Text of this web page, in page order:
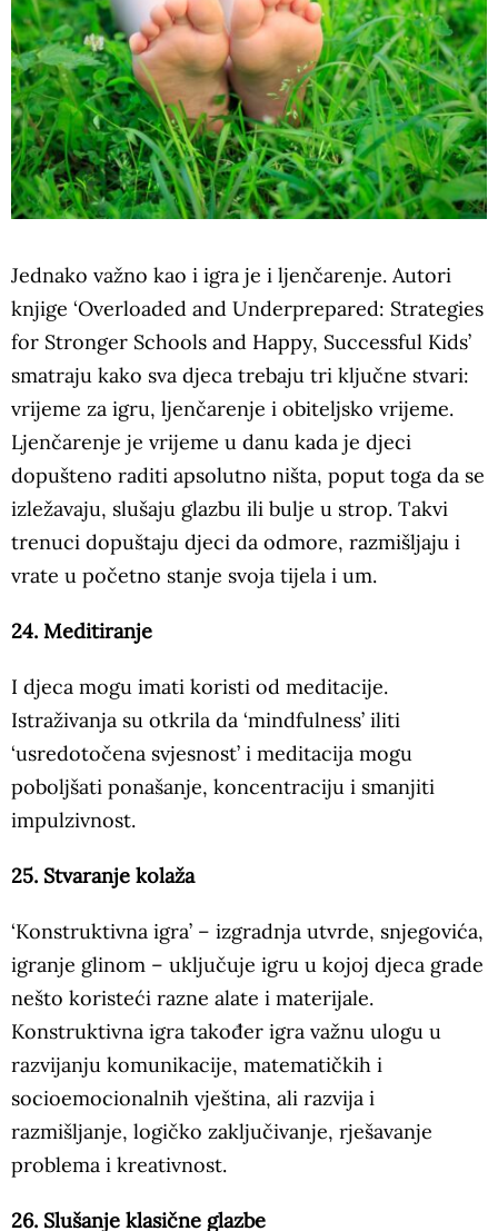
Jednako važno kao i igra je i ljenčarenje. Autori
knjige ‘Overloaded and Underprepared: Strategies
for Stronger Schools and Happy, Successful Kids’
smatraju kako sva djeca trebaju tri ključne stvari:
vrijeme za igru, ljenčarenje i obiteljsko vrijeme.
Ljenčarenje je vrijeme u danu kada je djeci
dopušteno raditi apsolutno ništa, poput toga da se
izležavaju, slušaju glazbu ili bulje u strop. Takvi
trenuci dopuštaju djeci da odmore, razmišljaju i
vrate u početno stanje svoja tijela i um.
24. Meditiranje
I djeca mogu imati koristi od meditacije.
Istraživanja su otkrila da ‘mindfulness’ iliti
‘usredotočena svjesnost’ i meditacija mogu
poboljšati ponašanje, koncentraciju i smanjiti
impulzivnost.
25. Stvaranje kolaža
‘Konstruktivna igra’ – izgradnja utvrde, snjegovića,
igranje glinom – uključuje igru u kojoj djeca grade
nešto koristeći razne alate i materijale.
Konstruktivna igra također igra važnu ulogu u
razvijanju komunikacije, matematičkih i
socioemocionalnih vještina, ali razvija i
razmišljanje, logičko zaključivanje, rješavanje
problema i kreativnost.
26. Slušanje klasične glazbe